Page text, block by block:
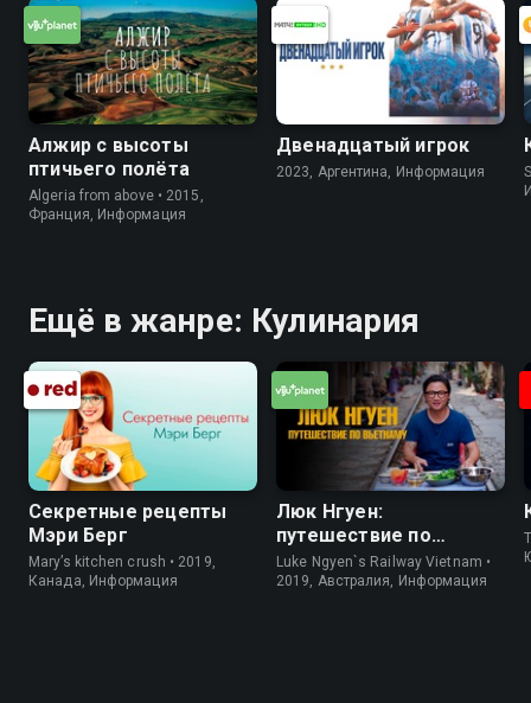
Алжир с высоты
птичьего полёта
Algeria from above • 2015,
Франция, Информация
Двенадцатый игрок
2023, Аргентина, Информация
Ещё в жанре: Кулинария
Секретные рецепты
Мэри Берг
Mary’s kitchen crush • 2019,
Канада, Информация
Люк Нгуен:
путешествие по
Вьетнаму
Luke Ngyen`s Railway Vietnam •
2019, Австралия, Информация